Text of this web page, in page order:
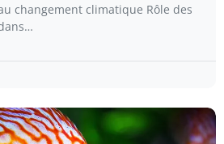
changement climatique Rôle des